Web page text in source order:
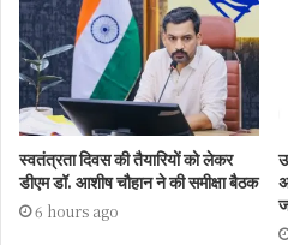
स्वतंत्रता दिवस की तैयारियों को लेकर
डीएम डॉ. आशीष चौहान ने की समीक्षा बैठक
6 hours ago